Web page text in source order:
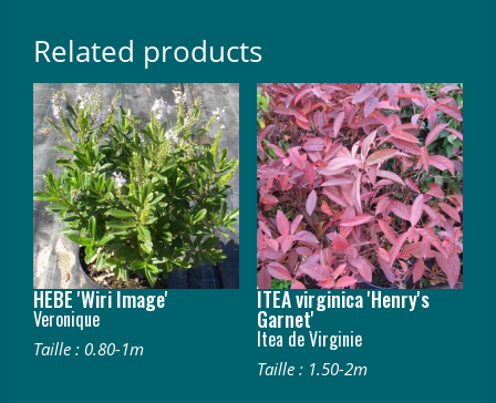
Related products
HEBE 'Wiri Image'
Veronique
Taille : 0.80-1m
ITEA virginica 'Henry's
Garnet'
Itea de Virginie
Taille : 1.50-2m